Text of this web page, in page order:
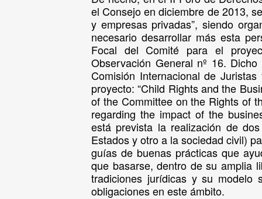
el Consejo en diciembre de 2013,
y empresas privadas”, siendo
necesario desarrollar más esta
Focal del Comité para el
Observación General nº 16.
Comisión Internacional de
proyecto: “Child Rights and the
of the Committee on the Rights of
regarding the impact of the
está prevista la realización de
Estados y otro a la sociedad civil)
guías de buenas prácticas que
que basarse, dentro de su amplia
tradiciones jurídicas y su modelo
obligaciones en este ámbito.